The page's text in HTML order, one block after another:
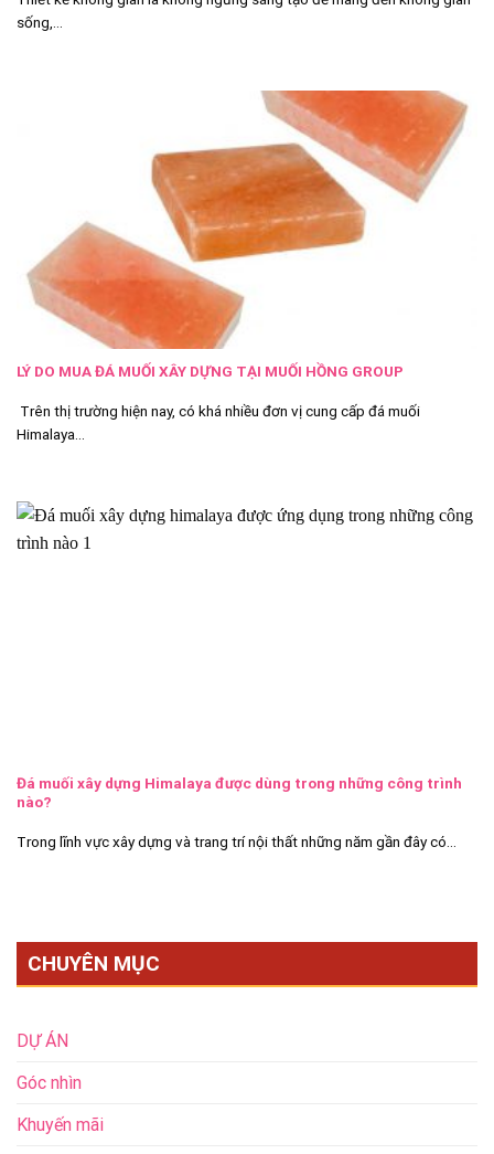
sống,...
LÝ DO MUA ĐÁ MUỐI XÂY DỰNG TẠI MUỐI HỒNG GROUP
Trên thị trường hiện nay, có khá nhiều đơn vị cung cấp đá muối
Himalaya...
Đá muối xây dựng Himalaya được dùng trong những công trình
nào?
Trong lĩnh vực xây dựng và trang trí nội thất những năm gần đây có...
CHUYÊN MỤC
DỰ ÁN
Góc nhìn
Khuyến mãi